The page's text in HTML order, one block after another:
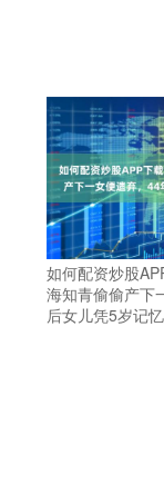
如何配资炒股
海知青偷偷产下
后女儿凭5岁记